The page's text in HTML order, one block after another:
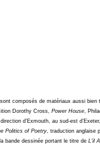
composés de matériaux aussi
Dorothy Cross, Power House,
d’Exmouth, au sud-est
Politics of Poetry, traduction anglaise
bande dessinée portant le titre de L'il